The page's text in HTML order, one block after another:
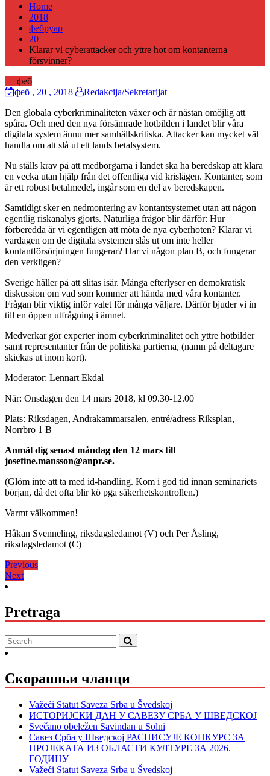
Home
2018
фебруар
20
Klarar vi cyberattacker och yttre hot om kontanterna
försvinner?
феб
феб , 20 , 2018
Redakcija/Sekretarijat
Den globala cyberkriminaliteten växer och är nästan omöjlig att
spåra. Och med den nya försämrade hotbilden i landet blir våra
digitala system ännu mer samhällskritiska. Attacker kan mycket väl
handla om att slå ut ett lands betalsystem.
Nu ställs krav på att medborgarna i landet ska ha beredskap att klara
en vecka utan hjälp från det offentliga vid krislägen. Kontanter, som
är ett robust betalmedel, ingår som en del av beredskapen.
Samtidigt sker en nedmontering av kontantsystemet utan att någon
egentlig riskanalys gjorts. Naturliga frågor blir därför: Hur
förberedda är vi egentligen att möta de nya cyberhoten? Klarar vi
vardagen om de digitala systemen slås ut om inte heller
kontantförsörjningen fungerar? Har vi någon plan B, och fungerar
den verkligen?
Sverige håller på att slitas isär. Många efterlyser en demokratisk
diskussion om vad som kommer att hända med våra kontanter.
Frågan blir viktig inför valet för många väljare. Därför bjuder vi in
till en öppen utfrågning i ämnet.
Medverkar gör experter inom cyberkriminalitet och yttre hotbilder
samt representanter från de politiska partierna, (namn på deltagare
skickas ut inom kort).
Moderator: Lennart Ekdal
När: Onsdagen den 14 mars 2018, kl 09.30-12.00
Plats: Riksdagen, Andrakammarsalen, entré/adress Riksplan,
Norrbro 1 B
Anmäl dig senast måndag den 12 mars till
josefine.mansson@anpr.se.
(Glöm inte att ta med id-handling. Kom i god tid innan seminariets
början, då det ofta blir kö pga säkerhetskontrollen.)
Varmt välkommen!
Håkan Svenneling, riksdagsledamot (V) och Per Åsling,
riksdagsledamot (C)
Кретање
чланка
PreviousPrevious
NextNext
Pretraga
Скорашњи чланци
Važeći Statut Saveza Srba u Švedskoj
ИСТОРИЈСКИ ДАН У САВЕЗУ СРБА У ШВЕДСКОЈ
Svečano obeležen Savindan u Solni
Савез Срба у Шведској РАСПИСУЈЕ КОНКУРС ЗА
ПРОЈЕКАТА ИЗ ОБЛАСТИ КУЛТУРЕ ЗА 2026.
ГОДИНУ
Važeći Statut Saveza Srba u Švedskoj